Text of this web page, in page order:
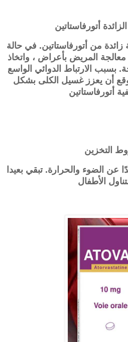
أتورفاستاتين
من أتورفاستاتين. في حالة
المريض بأعراض ، واتخاذ
بسبب الارتباط الدوائي الواسع
يُتوقع أن يعزز غسيل الكلى بشكل
أتورفاستاتين
التخزين
الضوء والحرارة. تبقي بعيدا
الأطفال